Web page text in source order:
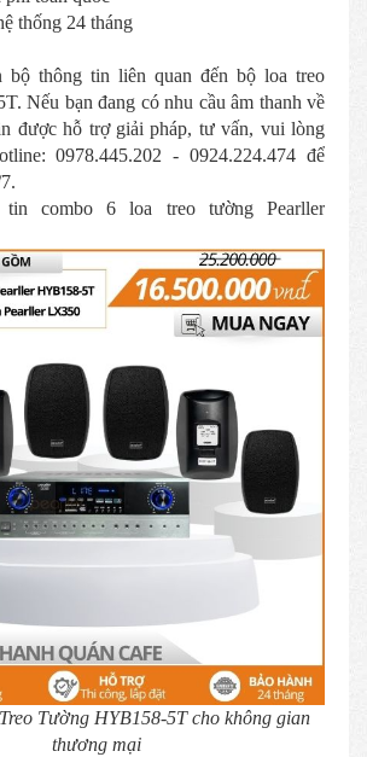
thống 24 tháng
bộ thông tin liên quan đến bộ loa treo
Nếu bạn đang có nhu cầu âm thanh về
được hỗ trợ giải pháp, tư vấn, vui lòng
0978.445.202 - 0924.224.474 để
combo 6 loa treo tường Pearller
Tường HYB158-5T cho không gian
thương mại